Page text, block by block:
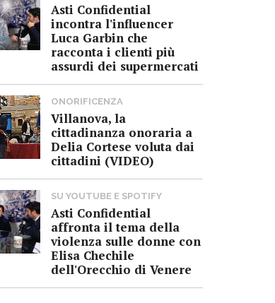
Asti Confidential
incontra l'influencer
Luca Garbin che
racconta i clienti più
assurdi dei supermercati
ONORIFICENZA
Villanova, la
cittadinanza onoraria a
Delia Cortese voluta dai
cittadini (VIDEO)
SU YOUTUBE E SPOTIFY
Asti Confidential
affronta il tema della
violenza sulle donne con
Elisa Chechile
dell'Orecchio di Venere